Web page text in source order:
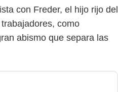
con Freder, el hijo rijo del
como
abismo que separa las